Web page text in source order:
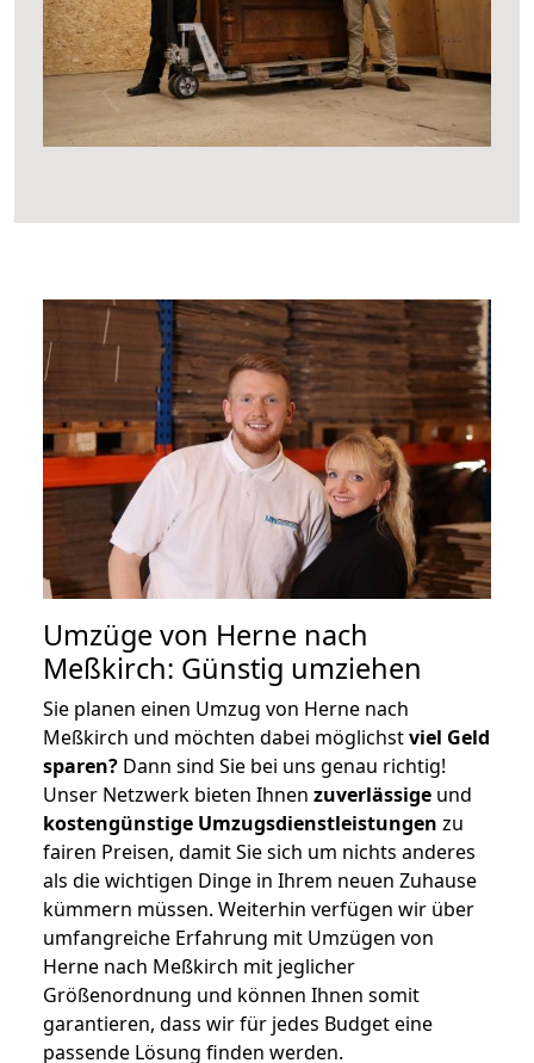
Umzüge von Herne nach
Meßkirch: Günstig umziehen
Sie planen einen Umzug von Herne nach
Meßkirch und möchten dabei möglichstviel Geld
sparen? Dann sind Sie bei uns genau richtig!
Unser Netzwerk bieten Ihnen zuverlässige und
kostengünstige Umzugsdienstleistungen zu
fairen Preisen, damit Sie sich um nichts anderes
als die wichtigen Dinge in Ihrem neuen Zuhause
kümmern müssen. Weiterhin verfügen wir über
umfangreiche Erfahrung mit Umzügen von
Herne nach Meßkirch mit jeglicher
Größenordnung und können Ihnen somit
garantieren, dass wir für jedes Budget eine
passende Lösung finden werden.